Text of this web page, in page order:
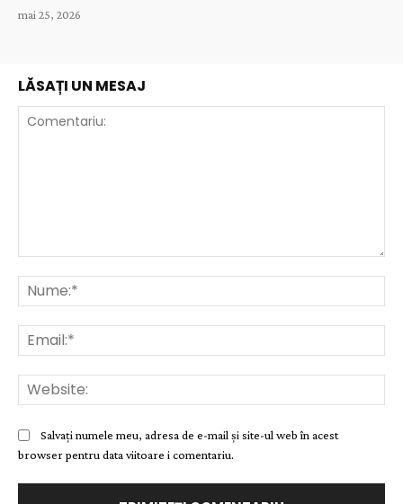
mai 25, 2026
LĂSAȚI UN MESAJ
Salvați numele meu, adresa de e-mail și site-ul web în acest
browser pentru data viitoare i comentariu.